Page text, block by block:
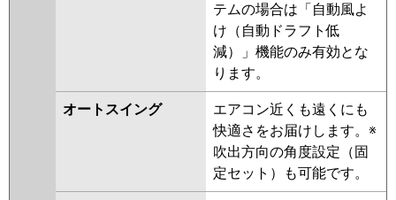
テムの場合は「自動風よ
け（自動ドラフト低
減）」機能のみ有効とな
ります。
オートスイング
エアコン近くも遠くにも
快適さをお届けします。※
吹出方向の角度設定（固
定セット）も可能です。